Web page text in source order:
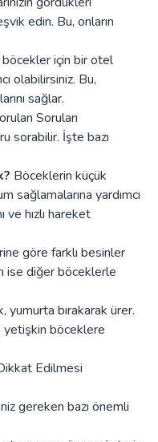
edin. Bu, onların
için bir otel
olabilirsiniz. Bu,
sağlar.
Soruları
sorabilir. İşte bazı
Böceklerin küçük
sağlamalarına yardımcı
ve hızlı hareket
göre farklı besinler
ise diğer böceklerle
yumurta bırakarak ürer.
yetişkin böceklere
Edilmesi
gereken bazı önemli